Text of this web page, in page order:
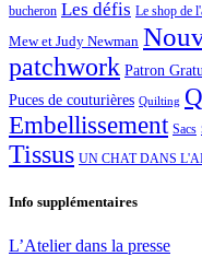
bucheron Les défis Le shop de
Mew et Judy Newman
patchwork Patron
Puces de couturières Quilting
Embellissement Sacs
Tissus UN CHAT DANS
Info supplémentaires
L’Atelier dans la presse